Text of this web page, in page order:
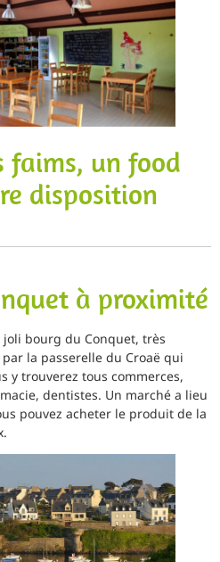
faims, un food
disposition
à proximité
bourg du Conquet, très
la passerelle du Croaë qui
y trouverez tous commerces,
dentistes. Un marché a lieu
pouvez acheter le produit de la